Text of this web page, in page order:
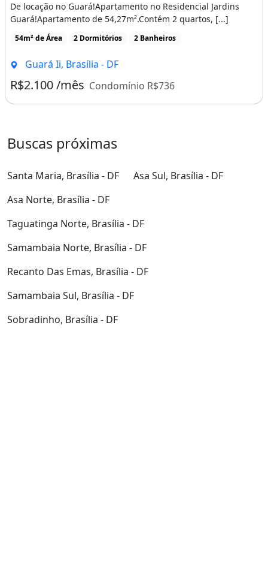
De locação no Guará!Apartamento no Residencial Jardins
Guará!Apartamento de 54,27m².Contém 2 quartos, [...]
54m² de Área 2 Dormitórios 2 Banheiros
Guará Ii, Brasília - DF
R$2.100 /mês Condomínio R$736
Buscas próximas
Santa Maria, Brasília - DF
Asa Sul, Brasília - DF
Asa Norte, Brasília - DF
Taguatinga Norte, Brasília - DF
Samambaia Norte, Brasília - DF
Recanto Das Emas, Brasília - DF
Samambaia Sul, Brasília - DF
Sobradinho, Brasília - DF